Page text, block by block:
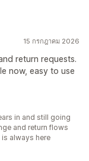
15 กรกฎาคม 2026
return requests.
now, easy to use
in and still going
and return flows
always here